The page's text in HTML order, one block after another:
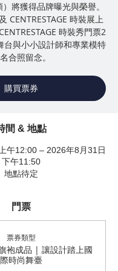
將獲得品牌曝光與榮譽。
CENTRESTAGE 時裝展上
時裝秀門票2
台與小小設計師和專業模特
合照留念。
購買票券
間 & 地點
午12:00 – 2026年8月31日
下午11:50
地點待定
門票
票券類型
袍成品 | 讓設計踏上國
際時尚舞臺